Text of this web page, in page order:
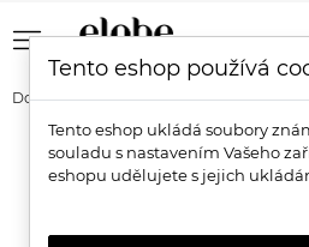
menu
Domů Pleť
Přírodní
Tento eshop používá
Tento eshop ukládá soubory
souladu s nastavením Vašeho
eshopu udělujete s jejich